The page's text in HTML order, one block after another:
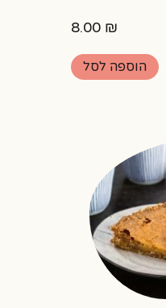
8.00 ₪
הוספה לסל